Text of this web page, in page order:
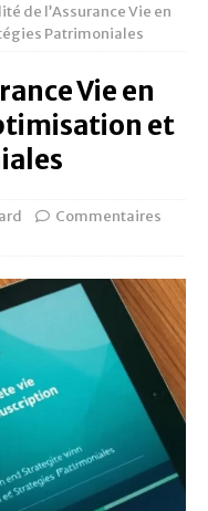
de l’Assurance Vie en
Patrimoniales
Vie en
et
Commentaires